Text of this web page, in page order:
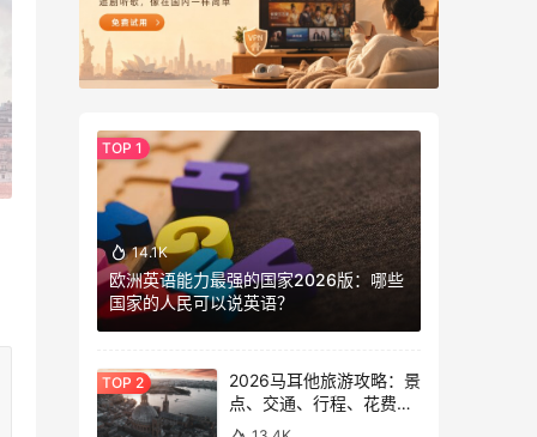
14.1K
欧洲英语能力最强的国家2026版：哪些
国家的人民可以说英语？
2026马耳他旅游攻略：景
点、交通、行程、花费与
避坑指南